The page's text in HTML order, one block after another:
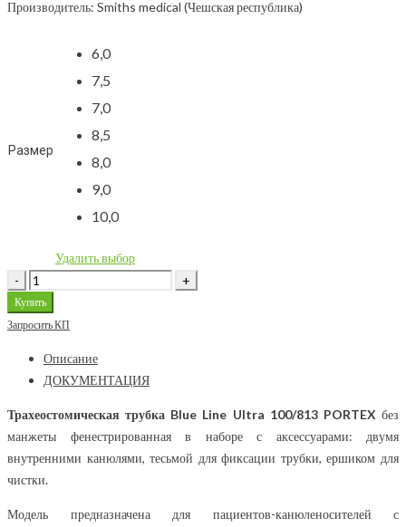
Производитель: Smiths medical (Чешская республика)
Размер
6,0
7,5
7,0
8,5
8,0
9,0
10,0
Удалить выбор
Купить
Запросить КП
Описание
ДОКУМЕНТАЦИЯ
Трахеостомическая трубка Blue Line Ultra 100/813 PORTEX без
манжеты фенестрированная в наборе с аксессуарами: двумя
внутренними канюлями, тесьмой для фиксации трубки, ершиком для
чистки.
Модель предназначена для пациентов-канюленосителей с